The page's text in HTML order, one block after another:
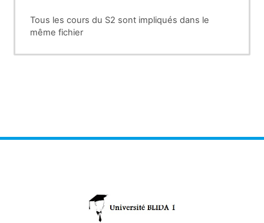
Tous les cours du S2 sont impliqués dans le
même fichier